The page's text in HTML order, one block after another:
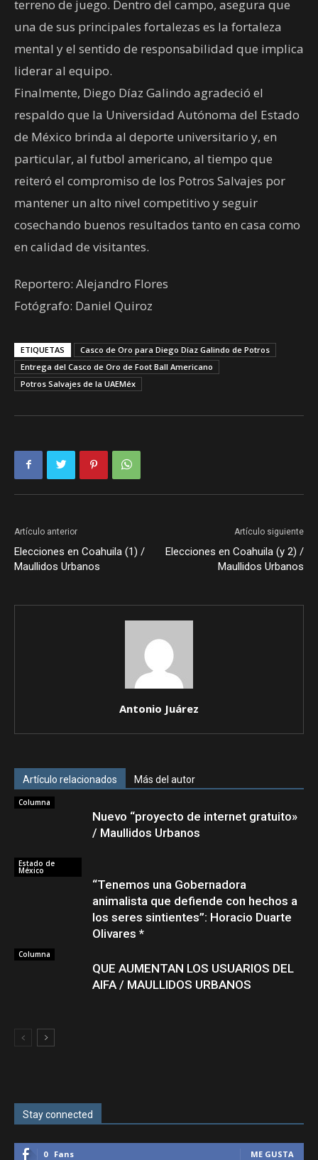
terreno de juego. Dentro del campo, asegura que
una de sus principales fortalezas es la fortaleza
mental y el sentido de responsabilidad que implica
liderar al equipo.
Finalmente, Diego Díaz Galindo agradeció el
respaldo que la Universidad Autónoma del Estado
de México brinda al deporte universitario y, en
particular, al futbol americano, al tiempo que
reiteró el compromiso de los Potros Salvajes por
mantener un alto nivel competitivo y seguir
cosechando buenos resultados tanto en casa como
en calidad de visitantes.
Reportero: Alejandro Flores
Fotógrafo: Daniel Quiroz
ETIQUETAS
Casco de Oro para Diego Díaz Galindo de Potros
Entrega del Casco de Oro de Foot Ball Americano
Potros Salvajes de la UAEMéx
Artículo anterior
Elecciones en Coahuila (1) /
Maullidos Urbanos
Artículo siguiente
Elecciones en Coahuila (y 2) /
Maullidos Urbanos
Antonio Juárez
Artículo relacionados Más del autor
Columna
Nuevo “proyecto de internet gratuito»
/ Maullidos Urbanos
Estado de
México
“Tenemos una Gobernadora
animalista que defiende con hechos a
los seres sintientes”: Horacio Duarte
Olivares *
Columna
QUE AUMENTAN LOS USUARIOS DEL
AIFA / MAULLIDOS URBANOS
Stay connected
0 Fans ME GUSTA